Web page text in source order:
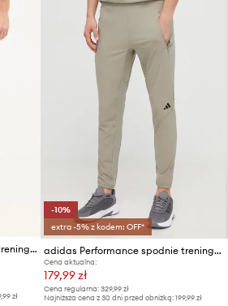
adidas Performance spodnie treningowe
zł
-10%
extra -5% z kodem: OFF*
adidas Performance spodnie treningowe D4T
Cena aktualna:
179,99 zł
Cena regularna: 329,99 zł
Najniższa cena z 30 dni przed obniżką: 199,99 zł